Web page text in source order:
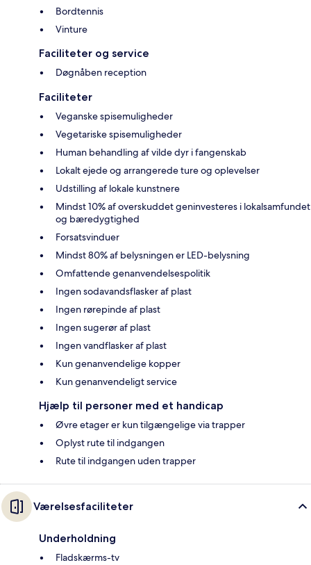
Bordtennis
Vinture
Faciliteter og service
Døgnåben reception
Faciliteter
Veganske spisemuligheder
Vegetariske spisemuligheder
Human behandling af vilde dyr i fangenskab
Lokalt ejede og arrangerede ture og oplevelser
Udstilling af lokale kunstnere
Mindst 10% af overskuddet geninvesteres i lokalsamfundet
og bæredygtighed
Forsatsvinduer
Mindst 80% af belysningen er LED-belysning
Omfattende genanvendelsespolitik
Ingen sodavandsflasker af plast
Ingen rørepinde af plast
Ingen sugerør af plast
Ingen vandflasker af plast
Kun genanvendelige kopper
Kun genanvendeligt service
Hjælp til personer med et handicap
Øvre etager er kun tilgængelige via trapper
Oplyst rute til indgangen
Rute til indgangen uden trapper
Værelsesfaciliteter
Underholdning
Fladskærms-tv